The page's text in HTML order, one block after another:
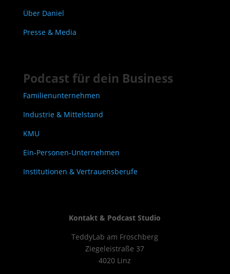
Über Daniel
Presse & Media
Podcast für dein Business
Familienunternehmen
Industrie & Mittelstand
KMU
Ein-Personen-Unternehmen
Institutionen & Vertrauensberufe
Kontakt & Podcast Studio
TeddyLab am Froschberg
Ziegeleistraße 37
4020 Linz